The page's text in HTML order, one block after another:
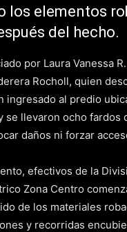
los elementos
del hecho.
por Laura Vanessa
Rocholl, quien
ingresado al predio
se llevaron ocho fardos
daños ni forzar
efectivos de la
Zona Centro
de los materiales
y recorridas